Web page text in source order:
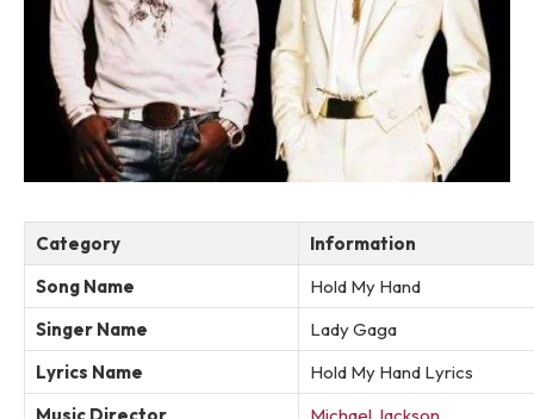
Category
Information
Song Name
Hold My Hand
Singer Name
Lady Gaga
Lyrics Name
Hold My Hand Lyrics